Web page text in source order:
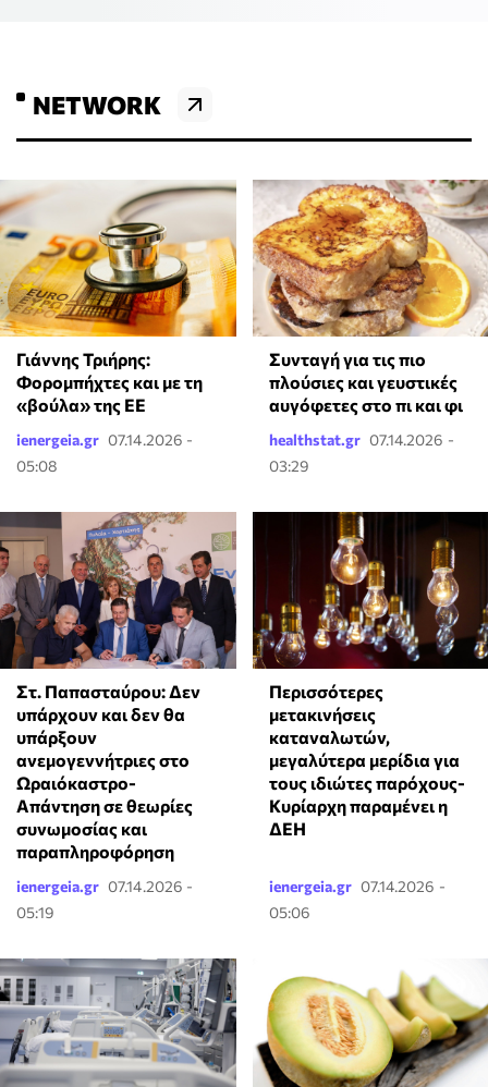
NETWORK
Γιάννης Τριήρης:
Φορομπήχτες και με τη
«βούλα» της ΕΕ
ienergeia.gr 07.14.2026 -
05:08
Συνταγή για τις πιο
πλούσιες και γευστικές
αυγόφετες στο πι και φι
healthstat.gr 07.14.2026 -
03:29
Στ. Παπασταύρου: Δεν
υπάρχουν και δεν θα
υπάρξουν
ανεμογεννήτριες στο
Ωραιόκαστρο-
Απάντηση σε θεωρίες
συνωμοσίας και
παραπληροφόρηση
ienergeia.gr 07.14.2026 -
05:19
Περισσότερες
μετακινήσεις
καταναλωτών,
μεγαλύτερα μερίδια για
τους ιδιώτες παρόχους-
Κυρίαρχη παραμένει η
ΔΕΗ
ienergeia.gr 07.14.2026 -
05:06